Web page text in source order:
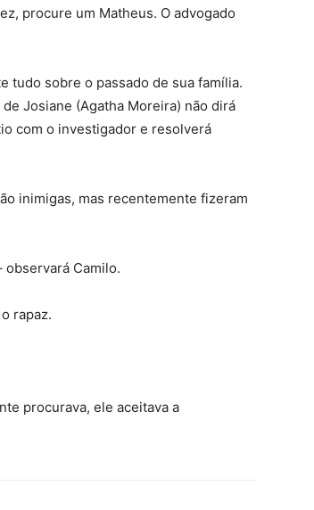
procure um Matheus. O advogado
tudo sobre o passado de sua família.
Josiane (Agatha Moreira) não dirá
com o investigador e resolverá
inimigas, mas recentemente fizeram
observará Camilo.
rapaz.
procurava, ele aceitava a